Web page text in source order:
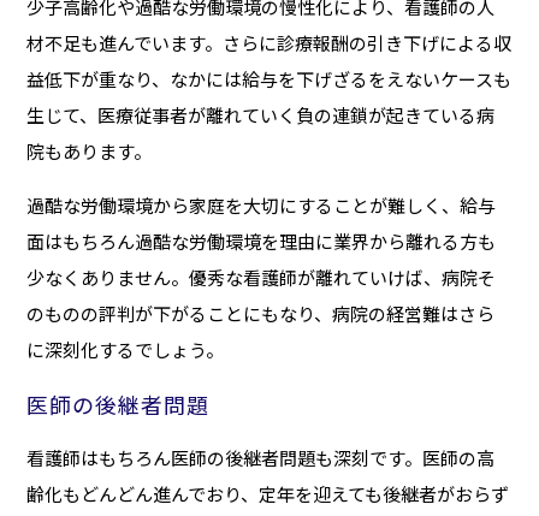
少子高齢化や過酷な労働環境の慢性化により、看護師の人
材不足も進んでいます。さらに診療報酬の引き下げによる収
益低下が重なり、なかには給与を下げざるをえないケースも
生じて、医療従事者が離れていく負の連鎖が起きている病
院もあります。
過酷な労働環境から家庭を大切にすることが難しく、給与
面はもちろん過酷な労働環境を理由に業界から離れる方も
少なくありません。優秀な看護師が離れていけば、病院そ
のものの評判が下がることにもなり、病院の経営難はさら
に深刻化するでしょう。
医師の後継者問題
看護師はもちろん医師の後継者問題も深刻です。医師の高
齢化もどんどん進んでおり、定年を迎えても後継者がおらず